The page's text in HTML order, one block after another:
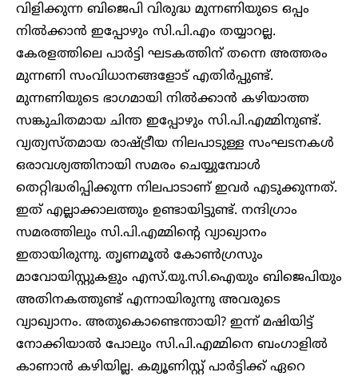
വിളിക്കുന്ന ബിജെപി വിരുദ്ധ മുന്നണിയുടെ ഒപ്പം
നിൽക്കാൻ ഇപ്പോഴും സി.പി.എം തയ്യാറല്ല.
കേരളത്തിലെ പാർട്ടി ഘടകത്തിന് തന്നെ അത്തരം
മുന്നണി സംവിധാനങ്ങളോട് എതിർപ്പുണ്ട്.
മുന്നണിയുടെ ഭാഗമായി നിൽക്കാൻ കഴിയാത്ത
സങ്കുചിതമായ ചിന്ത ഇപ്പോഴും സി.പി.എമ്മിനുണ്ട്.
വ്യത്യസ്തമായ രാഷ്ട്രീയ നിലപാടുള്ള സംഘടനകൾ
ഒരാവശ്യത്തിനായി സമരം ചെയ്യുമ്പോൾ
തെറ്റിദ്ധരിപ്പിക്കുന്ന നിലപാടാണ് ഇവർ എടുക്കുന്നത്.
ഇത് എല്ലാക്കാലത്തും ഉണ്ടായിട്ടുണ്ട്. നന്ദിഗ്രാം
സമരത്തിലും സി.പി.എമ്മിന്റെ വ്യാഖ്യാനം
ഇതായിരുന്നു. തൃണമൂൽ കോൺഗ്രസും
മാവോയിസ്റ്റുകളും എസ്.യു.സി.ഐയും ബിജെപിയും
അതിനകത്തുണ്ട് എന്നായിരുന്നു അവരുടെ
വ്യാഖ്യാനം. അതുകൊണ്ടെന്തായി? ഇന്ന് മഷിയിട്ട്
നോക്കിയാൽ പോലും സി.പി.എമ്മിനെ ബംഗാളിൽ
കാണാൻ കഴിയില്ല. കമ്യൂണിസ്റ്റ് പാർട്ടിക്ക് ഏറെ